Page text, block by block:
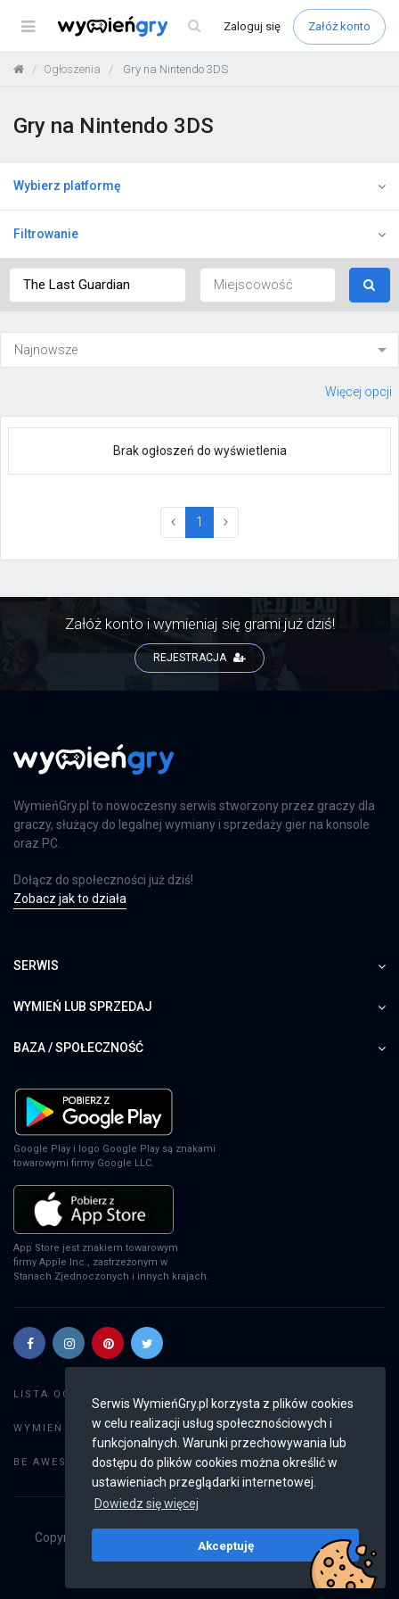
Serwis WymieńGry.pl korzysta z plików cookies
w celu realizacji usług społecznościowych i
funkcjonalnych. Warunki przechowywania lub
dostępu do plików cookies można określić w
ustawieniach przeglądarki internetowej.
Dowiedz się więcej
Akceptuję
Menu Zaloguj się Załóż konto
Ogłoszenia Gry na Nintendo 3DS
Gry na Nintendo 3DS
Wybierz platformę
Filtrowanie
Więcej opcji
Brak ogłoszeń do wyświetlenia
1 (current)
Załóż konto i wymieniaj się grami już dziś!
REJESTRACJA
WymieńGry.pl to nowoczesny serwis stworzony przez graczy dla
graczy, służący do legalnej wymiany i sprzedaży gier na konsole
oraz PC.
Dołącz do społeczności już dziś!
Zobacz jak to działa
SERWIS
WYMIEŃ LUB SPRZEDAJ
BAZA / SPOŁECZNOŚĆ
Google Play i logo Google Play są znakami
towarowymi firmy Google LLC.
App Store jest znakiem towarowym
firmy Apple Inc., zastrzeżonym w
Stanach Zjednoczonych i innych krajach.
LISTA OGŁOSZEŃ:
WYMIEŃ GRY: Dodaj ogłoszenie
BE AWESOME: Weryfikacja konta
Copyright © 2019 - 2026
Wszystkie prawa
v2.8.4